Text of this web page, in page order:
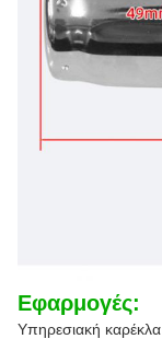
Εφαρμογές:
Υπηρεσιακή καρέκλα